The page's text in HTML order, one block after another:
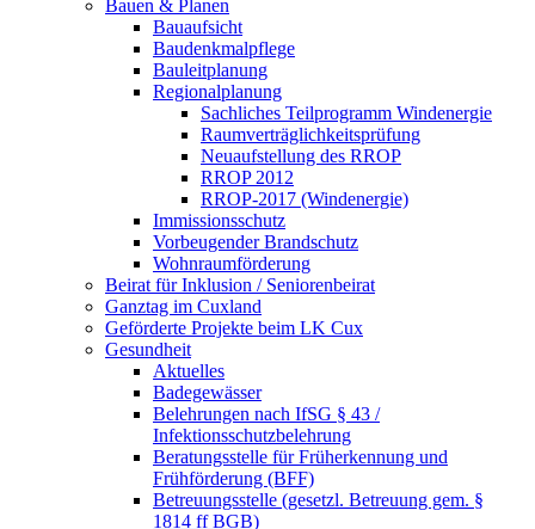
Bauen & Planen
Bauaufsicht
Baudenkmalpflege
Bauleitplanung
Regionalplanung
Sachliches Teilprogramm Windenergie
Raumverträglichkeitsprüfung
Neuaufstellung des RROP
RROP 2012
RROP-2017 (Windenergie)
Immissionsschutz
Vorbeugender Brandschutz
Wohnraumförderung
Beirat für Inklusion / Seniorenbeirat
Ganztag im Cuxland
Geförderte Projekte beim LK Cux
Gesundheit
Aktuelles
Badegewässer
Belehrungen nach IfSG § 43 /
Infektionsschutzbelehrung
Beratungsstelle für Früherkennung und
Frühförderung (BFF)
Betreuungsstelle (gesetzl. Betreuung gem. §
1814 ff BGB)